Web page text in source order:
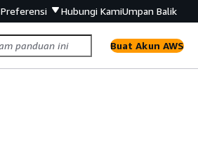
Preferensi Hubungi KamiUmpan Balik
Buat Akun AWS